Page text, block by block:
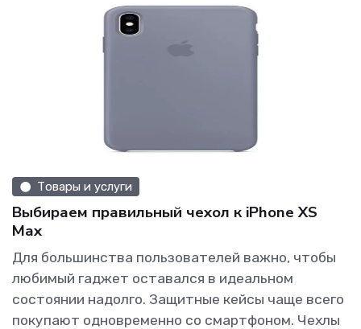
Товары и услуги
Выбираем правильный чехол к iPhone XS
Max
Для большинства пользователей важно, чтобы
любимый гаджет оставался в идеальном
состоянии надолго. Защитные кейсы чаще всего
покупают одновременно со смартфоном. Чехлы